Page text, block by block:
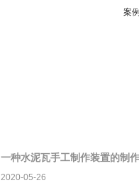
案
一种水泥瓦手工制作装置的制
2020-05-26